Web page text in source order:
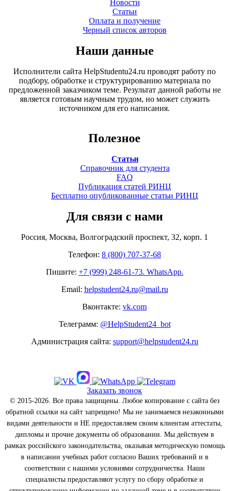
Новости
Статьи
Оплата и получение
Черный список авторов
Наши данные
Исполнители сайта HelpStudentu24.ru проводят работу по
подбору, обработке и структурированию материала по
предложенной заказчиком теме. Результат данной работы не
является готовым научным трудом, но может служить
источником для его написания.
Полезное
Статьи
Справочник для студента
FAQ
Публикация статей РИНЦ
Бесплатно опубликованные статьи РИНЦ
Для связи с нами
Россия, Москва, Волгоградский проспект, 32, корп. 1
Телефон: 8 (800) 707-37-68
Пишите: +7 (999) 248-61-73. WhatsApp.
Email: helpstudent24.ru@mail.ru
Вконтакте: vk.com
Телеграмм: @HelpStudent24_bot
Администрация сайта: support@helpstudent24.ru
Заказать звонок
© 2015-2026. Все права защищены. Любое копирование с сайта без
обратной ссылки на сайт запрещено! Мы не занимаемся незаконными
видами деятельности и НЕ предоставляем своим клиентам аттестаты,
дипломы и прочие документы об образовании. Мы действуем в
рамках российского законодательства, оказывая методическую помощь
в написании учебных работ согласно Ваших требований и в
соответствии с нашими условиями сотрудничества. Наши
специалисты предоставляют услугу по сбору обработке и